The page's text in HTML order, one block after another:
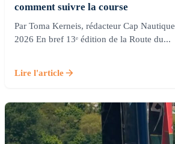
comment suivre la course
Par Toma Kerneis, rédacteur Cap
2026 En bref 13ᵉ édition de la Route du...
Lire l'article